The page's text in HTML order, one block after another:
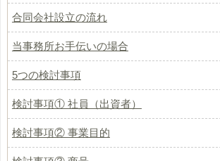
合同会社設立の流れ
当事務所お手伝いの場合
5つの検討事項
検討事項① 社員（出資者）
検討事項② 事業目的